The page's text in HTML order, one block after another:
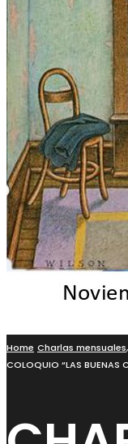
Home Charlas mensuales,
COLOQUIO “LAS BUENAS